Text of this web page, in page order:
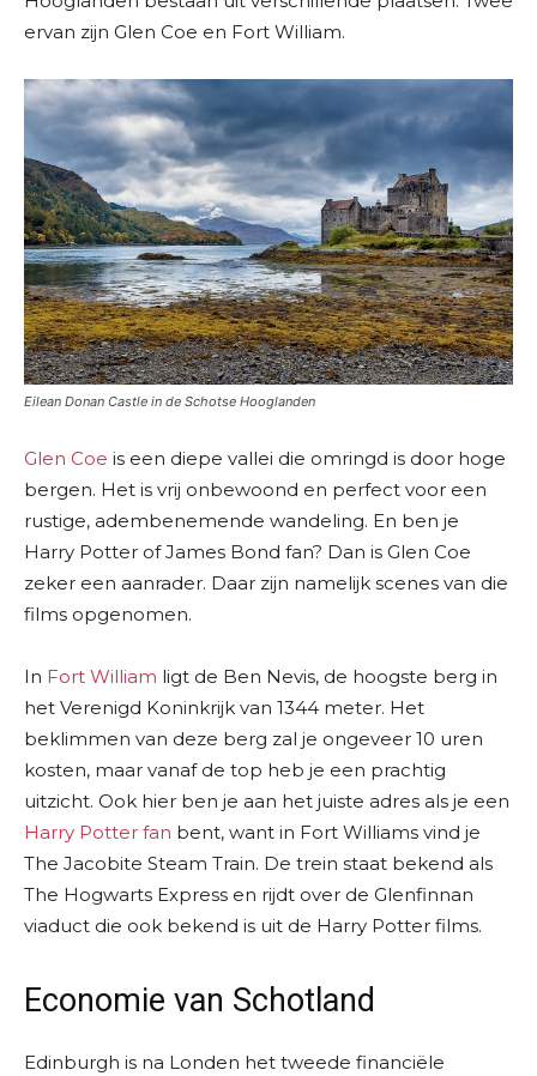
ervan zijn Glen Coe en Fort William.
Eilean Donan Castle in de Schotse Hooglanden
Glen Coe is een diepe vallei die omringd is door hoge
bergen. Het is vrij onbewoond en perfect voor een
rustige, adembenemende wandeling. En ben je
Harry Potter of James Bond fan? Dan is Glen Coe
zeker een aanrader. Daar zijn namelijk scenes van die
films opgenomen.
In Fort William ligt de Ben Nevis, de hoogste berg in
het Verenigd Koninkrijk van 1344 meter. Het
beklimmen van deze berg zal je ongeveer 10 uren
kosten, maar vanaf de top heb je een prachtig
uitzicht. Ook hier ben je aan het juiste adres als je een
Harry Potter fan bent, want in Fort Williams vind je
The Jacobite Steam Train. De trein staat bekend als
The Hogwarts Express en rijdt over de Glenfinnan
viaduct die ook bekend is uit de Harry Potter films.
Economie van Schotland
Edinburgh is na Londen het tweede financiële